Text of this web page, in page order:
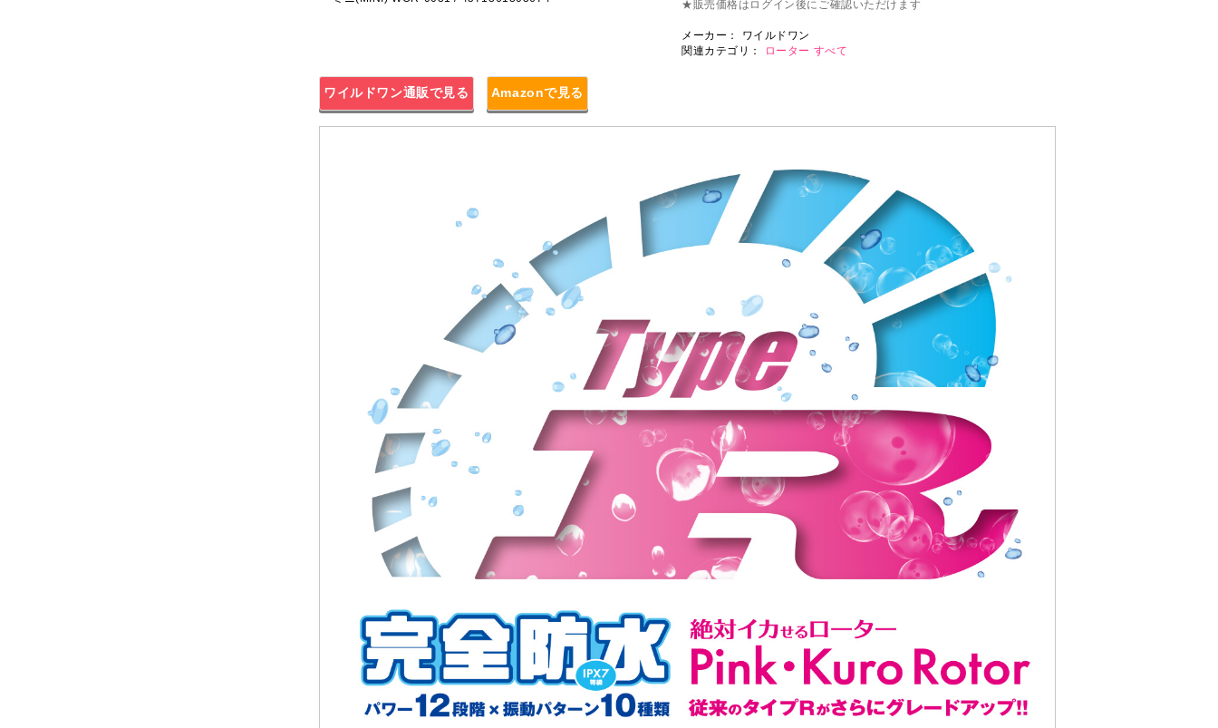
★販売価格はログイン後にご確認いただけます
メーカー：
ワイルドワン
関連カテゴリ：
ローター すべて
ワイルドワン通販で見る Amazonで見る